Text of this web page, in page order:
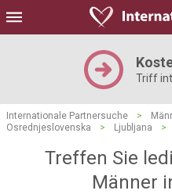
Triff
Internationale Partnersuche >
Osrednjeslovenska
> Ljubljana >
Treffen Sie
Männer